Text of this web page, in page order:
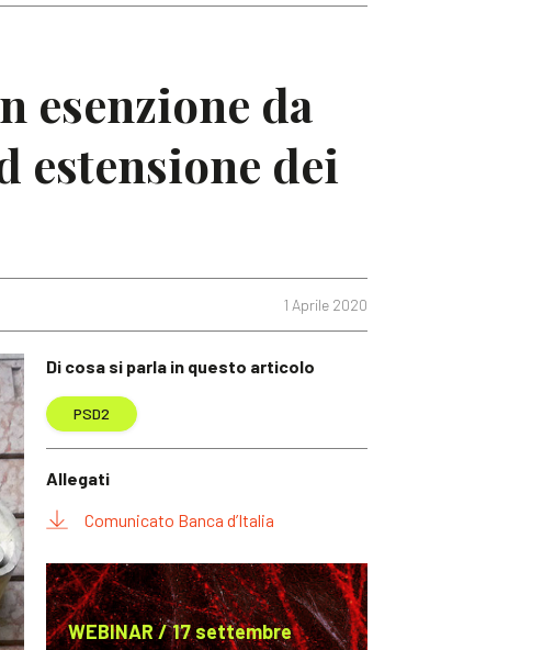
esenzione da
estensione dei
1 Aprile 2020
Di cosa si parla in questo articolo
PSD2
Allegati
Comunicato Banca d’Italia
WEBINAR / 17 settembre